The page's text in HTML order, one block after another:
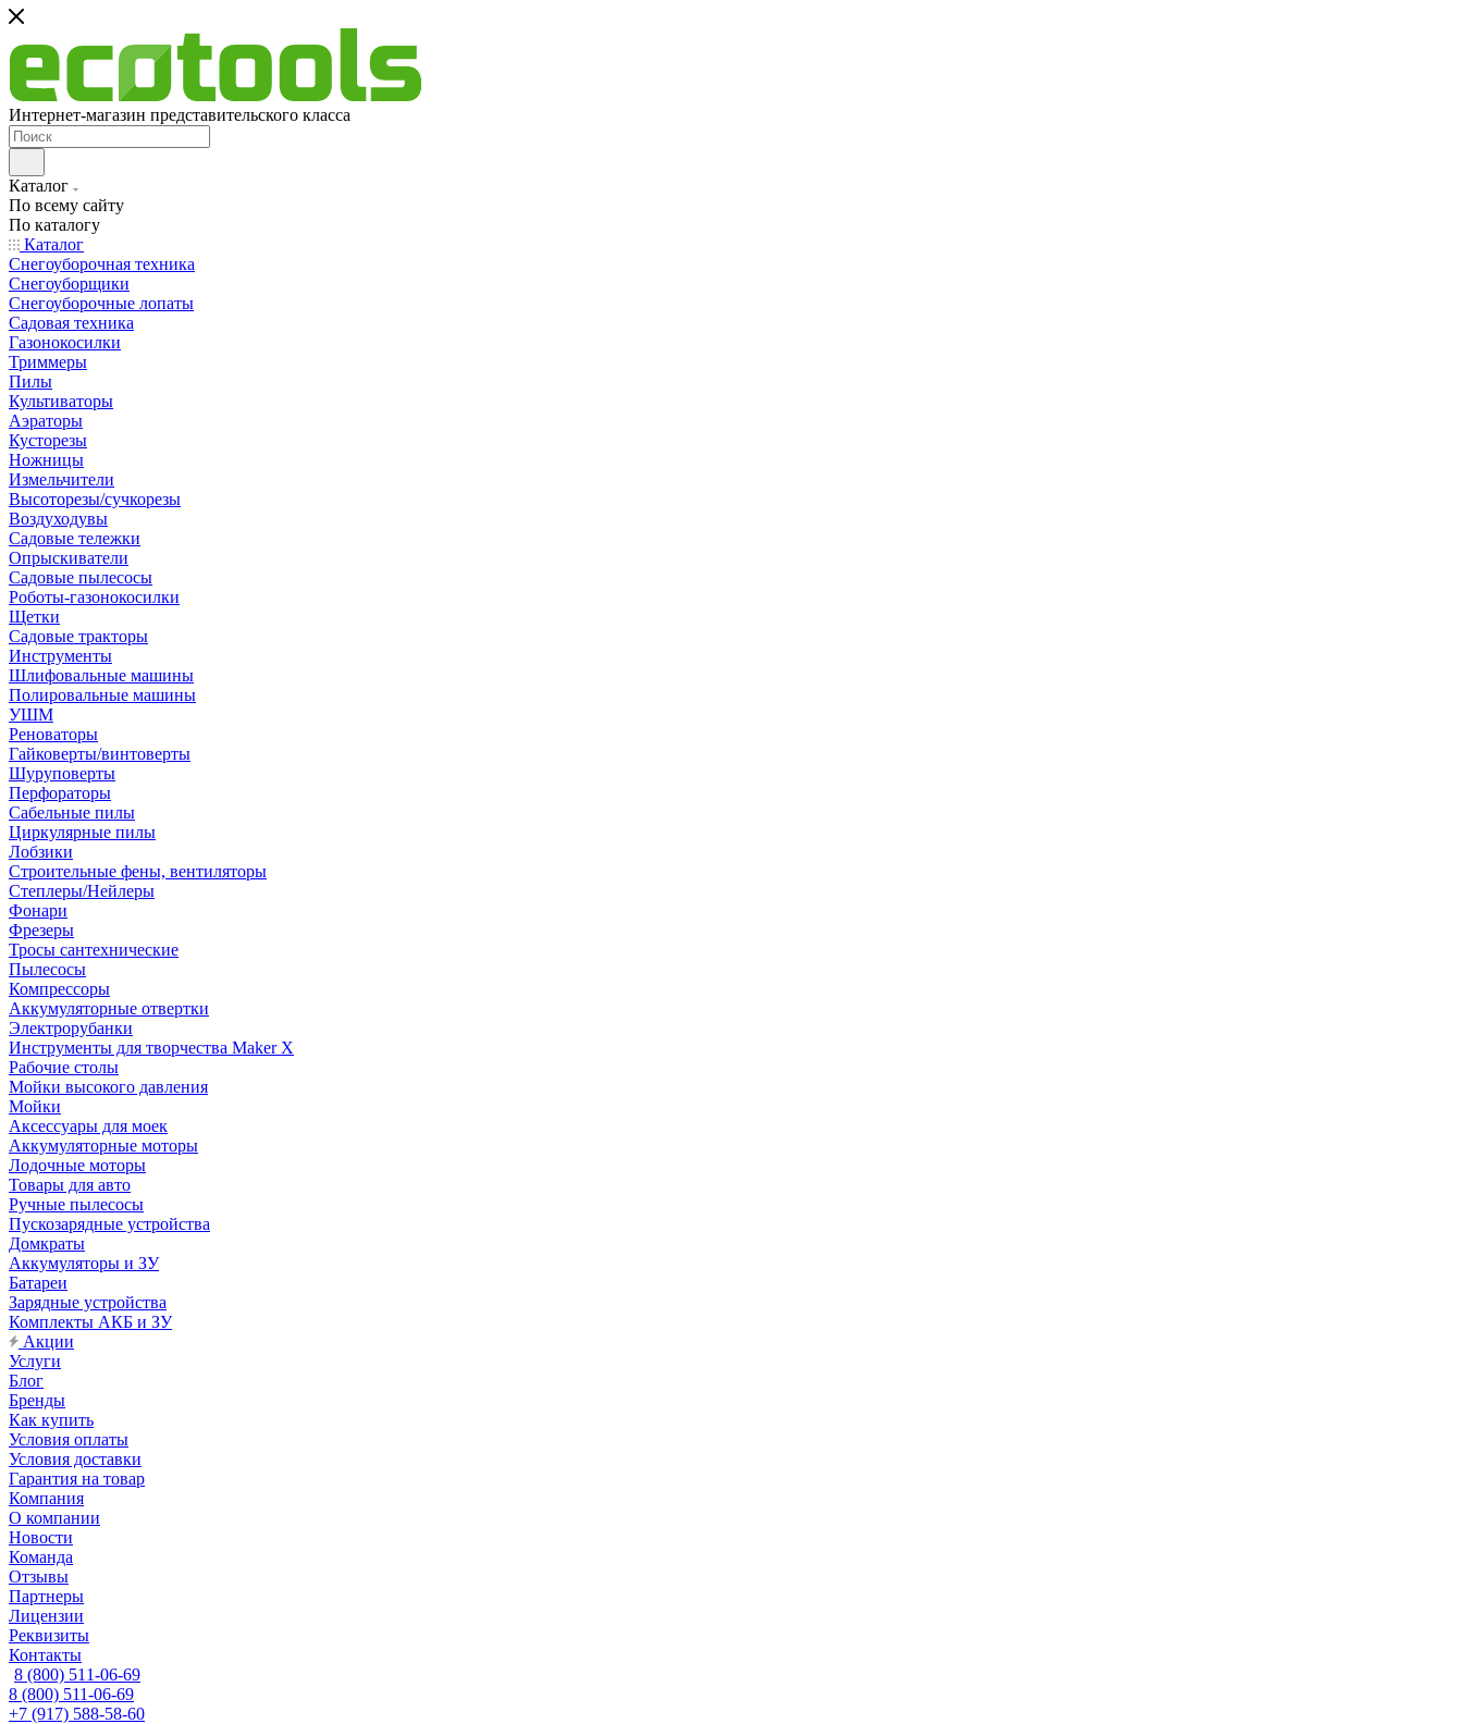
Интернет-магазин представительского класса
Каталог
По всему сайту
По каталогу
Каталог
Снегоуборочная техника
Снегоуборщики
Снегоуборочные лопаты
Садовая техника
Газонокосилки
Триммеры
Пилы
Культиваторы
Аэраторы
Кусторезы
Ножницы
Измельчители
Высоторезы/сучкорезы
Воздуходувы
Садовые тележки
Опрыскиватели
Садовые пылесосы
Роботы-газонокосилки
Щетки
Садовые тракторы
Инструменты
Шлифовальные машины
Полировальные машины
УШМ
Реноваторы
Гайковерты/винтоверты
Шуруповерты
Перфораторы
Сабельные пилы
Циркулярные пилы
Лобзики
Строительные фены, вентиляторы
Степлеры/Нейлеры
Фонари
Фрезеры
Тросы сантехнические
Пылесосы
Компрессоры
Аккумуляторные отвертки
Электрорубанки
Инструменты для творчества Maker X
Рабочие столы
Мойки высокого давления
Мойки
Аксессуары для моек
Аккумуляторные моторы
Лодочные моторы
Товары для авто
Ручные пылесосы
Пускозарядные устройства
Домкраты
Аккумуляторы и ЗУ
Батареи
Зарядные устройства
Комплекты АКБ и ЗУ
Акции
Услуги
Блог
Бренды
Как купить
Условия оплаты
Условия доставки
Гарантия на товар
Компания
О компании
Новости
Команда
Отзывы
Партнеры
Лицензии
Реквизиты
Контакты
8 (800) 511-06-69
8 (800) 511-06-69
+7 (917) 588-58-60